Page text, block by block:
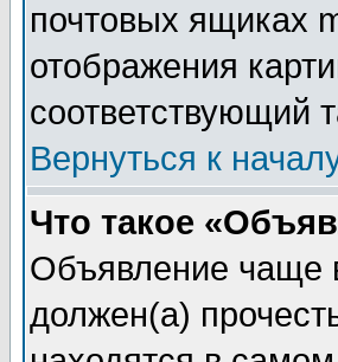
почтовых ящиках
отображения
соответствующий
Вернуться к
Что такое
Объявление чаще
должен(а)